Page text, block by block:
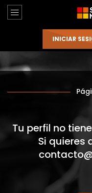
Tu perfil no
Si quieres